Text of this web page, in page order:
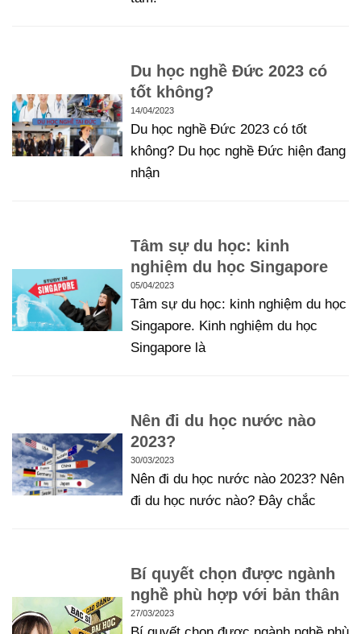
Du học nghề Đức 2023 có
tốt không?
14/04/2023
Du học nghề Đức 2023 có tốt
không? Du học nghề Đức hiện đang
nhận
Tâm sự du học: kinh
nghiệm du học Singapore
05/04/2023
Tâm sự du học: kinh nghiệm du học
Singapore. Kinh nghiệm du học
Singapore là
Nên đi du học nước nào
2023?
30/03/2023
Nên đi du học nước nào 2023? Nên
đi du học nước nào? Đây chắc
Bí quyết chọn được ngành
nghề phù hợp với bản thân
27/03/2023